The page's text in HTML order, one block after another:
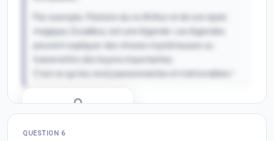
magique, Excalibur, est une légende. Les légendes
peuvent expliquer des choses mystérieuses ou
C'est ce qui les rend passionnantes et mémorables !
QUESTION 6